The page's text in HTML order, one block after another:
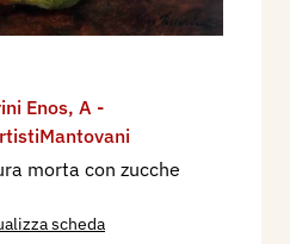
Enos, A -
morta con zucche
scheda